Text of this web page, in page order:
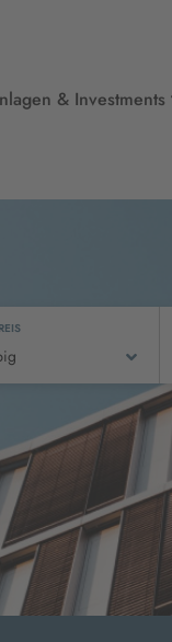
& Investments